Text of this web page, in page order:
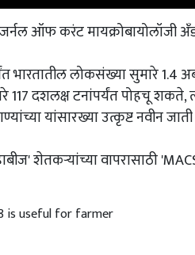
ऑफ करंट मायक्रोबायोलॉजी
लोकसंख्या सुमारे 1.4
दशलक्ष टनांपर्यंत पोहचू शकते,
यांसारख्या उत्कृष्ट नवीन
शेतकऱ्यांच्या वापरासाठी